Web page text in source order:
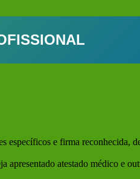
e firma reconhecida,
atestado médico e